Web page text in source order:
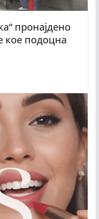
пронајдено
кое подоцна